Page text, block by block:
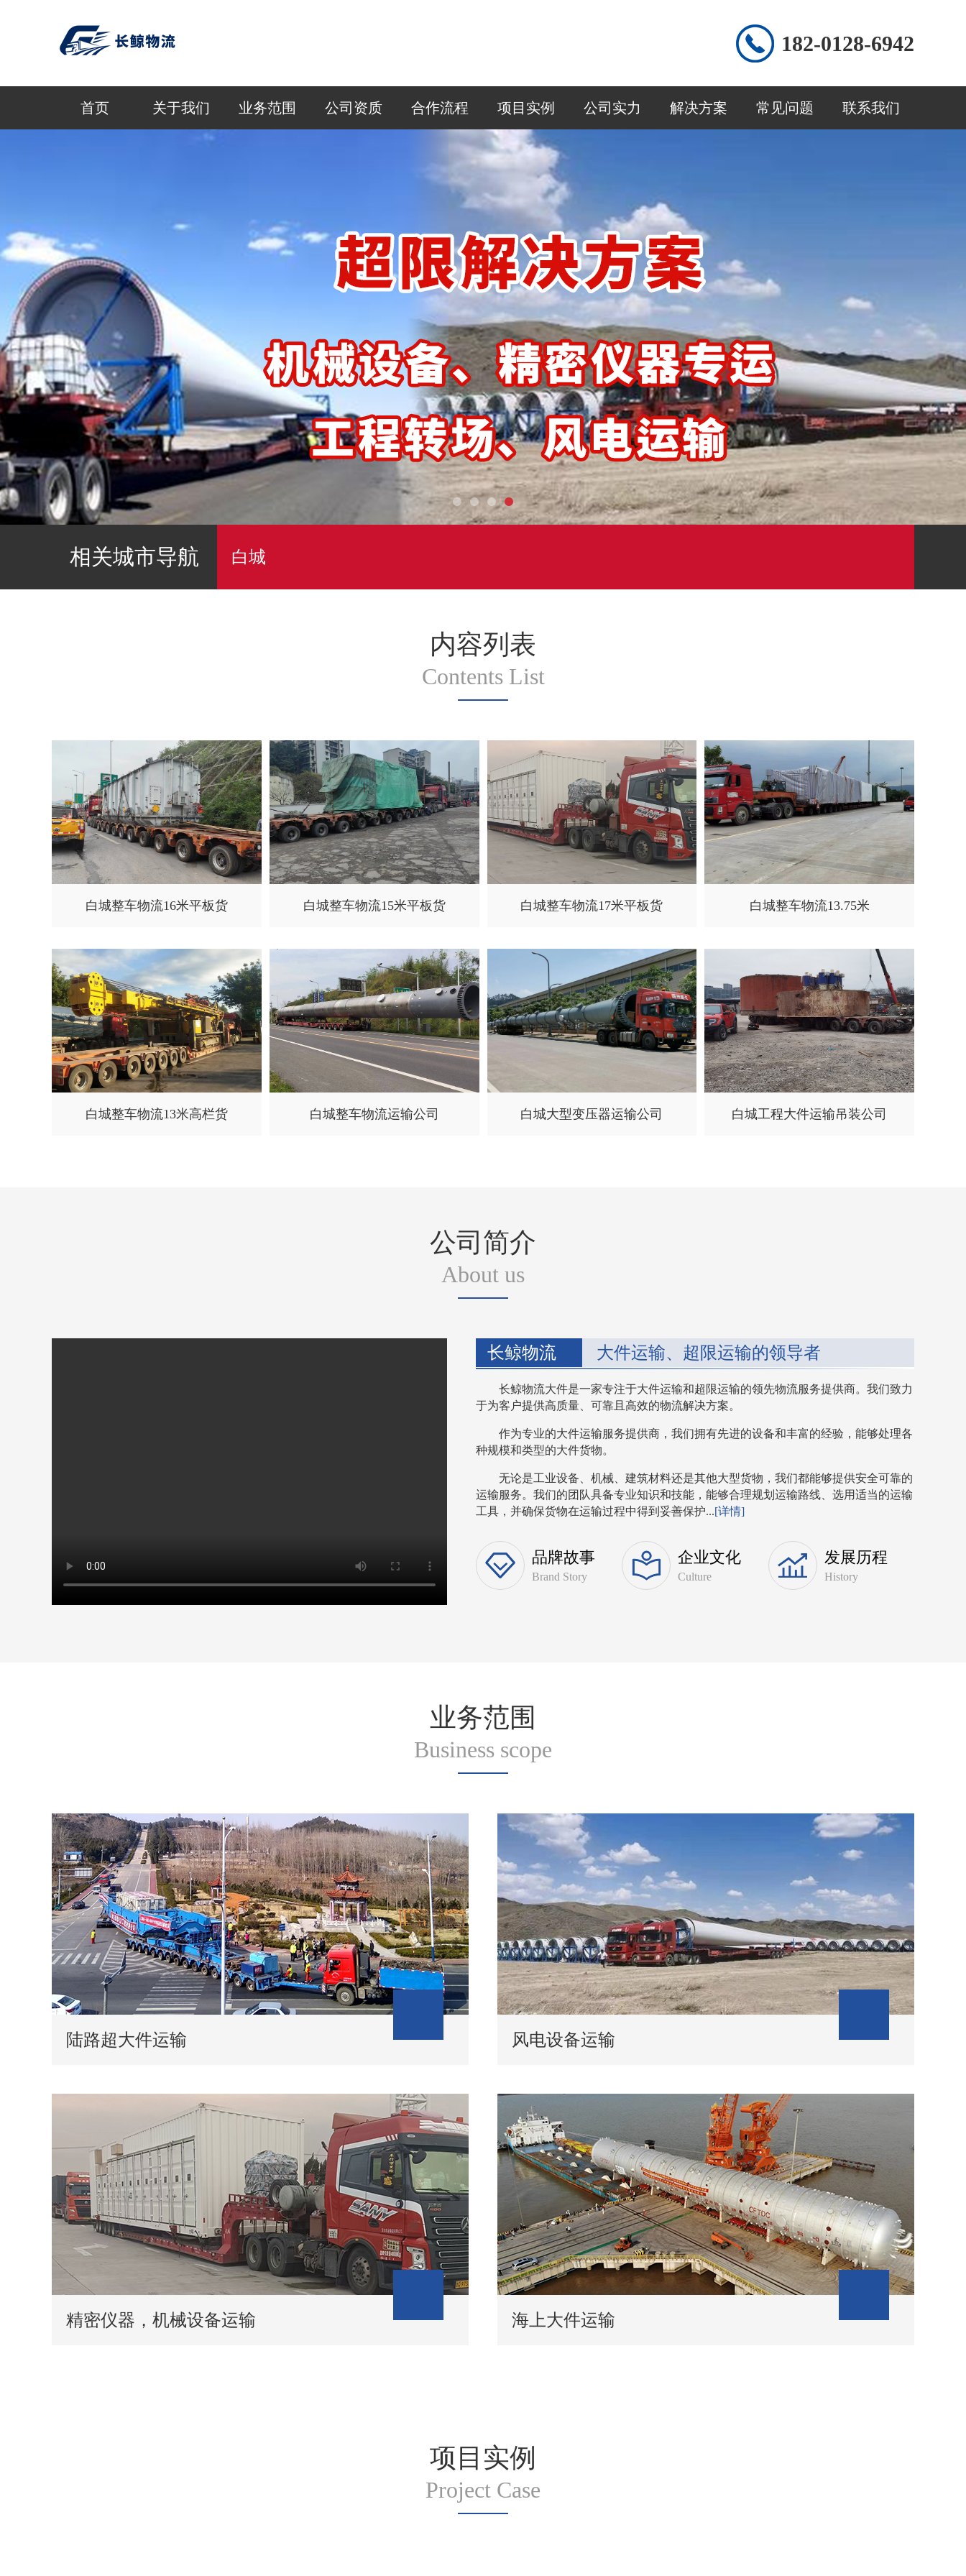
182-0128-6942
首页 关于我们 业务范围 公司资质 合作流程 项目实例 公司实力 解决方案 常见问题 联系我们
相关城市导航 白城
内容列表
Contents List
白城整车物流16米平板货 白城整车物流15米平板货 白城整车物流17米平板货 白城整车物流13.75米
白城整车物流13米高栏货 白城整车物流运输公司 白城大型变压器运输公司 白城工程大件运输吊装公司
公司简介
About us
长鲸物流 大件运输、超限运输的领导者
长鲸物流大件是一家专注于大件运输和超限运输的领先物流服务提供商。我们致力
于为客户提供高质量、可靠且高效的物流解决方案。
作为专业的大件运输服务提供商，我们拥有先进的设备和丰富的经验，能够处理各
种规模和类型的大件货物。
无论是工业设备、机械、建筑材料还是其他大型货物，我们都能够提供安全可靠的
运输服务。我们的团队具备专业知识和技能，能够合理规划运输路线、选用适当的运输
工具，并确保货物在运输过程中得到妥善保护...[详情]
品牌故事
Brand Story
企业文化
Culture
发展历程
History
业务范围
Business scope
陆路超大件运输 风电设备运输
精密仪器，机械设备运输 海上大件运输
项目实例
Project Case